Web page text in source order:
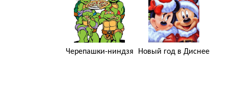
Черепашки-ниндзя Новый год в Диснее